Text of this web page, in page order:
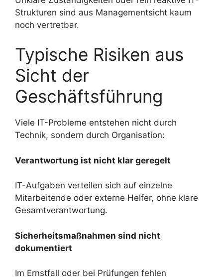
Strukturen sind aus Managementsicht kaum
noch vertretbar.
Typische Risiken aus
Sicht der
Geschäftsführung
Viele IT-Probleme entstehen nicht durch
Technik, sondern durch Organisation:
Verantwortung ist nicht klar geregelt
IT-Aufgaben verteilen sich auf einzelne
Mitarbeitende oder externe Helfer, ohne klare
Gesamtverantwortung.
Sicherheitsmaßnahmen sind nicht
dokumentiert
Im Ernstfall oder bei Prüfungen fehlen